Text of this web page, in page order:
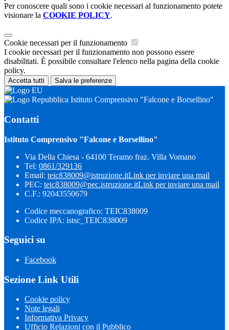
Per conoscere quali sono i cookie necessari al funzionamento potete
visionare la COOKIE POLICY.
Cookie necessari per il funzionamento
I cookie necessari per il funzionamento non possono essere
disabilitati. È possibile consultare l'elenco nella pagina della cookie
policy.
Accetta tutti Salva le preferenze
Istituto Comprensivo "Falcone e Borsellino"
Contatti
Istituto Comprensivo "Falcone e Borsellino"
Via Della Chiesa - 64100 Teramo fraz. Villa Vomano
Tel: 0861/329136
Email: teic838009@istruzione.itLink per inviare una mail
PEC: teic838009@pec.​istruzione.itLink per inviare una mail
C.F.: 92043550679
Codice meccanografico: TEIC838009
Codice IPA: istsc_TEIC838009
Seguici su
Facebook
Sezione Link Utili
Cookie policy
Note legali
Informativa Privacy
Ufficio Relazioni con il Pubblico